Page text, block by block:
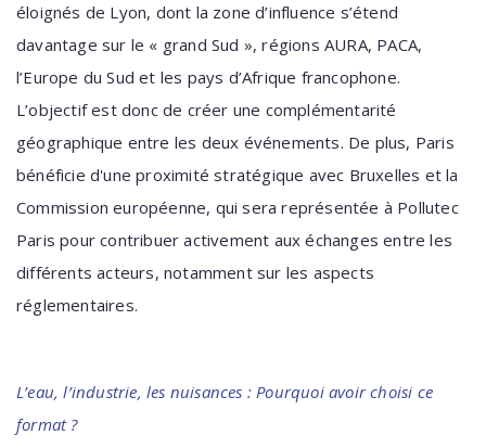
éloignés de Lyon, dont la zone d’influence s’étend
davantage sur le « grand Sud », régions AURA, PACA,
l’Europe du Sud et les pays d’Afrique francophone.
L’objectif est donc de créer une complémentarité
géographique entre les deux événements. De plus, Paris
bénéficie d'une proximité stratégique avec Bruxelles et la
Commission européenne, qui sera représentée à Pollutec
Paris pour contribuer activement aux échanges entre les
différents acteurs, notamment sur les aspects
réglementaires.
L’eau, l’industrie, les nuisances : Pourquoi avoir choisi ce
format ?